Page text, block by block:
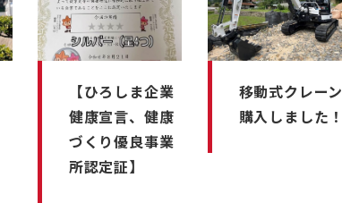
【ひろしま企業
健康宣言、健康
づくり優良事業
所認定証】
移動式クレーン
購入しました！